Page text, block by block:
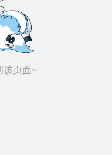
该页面~